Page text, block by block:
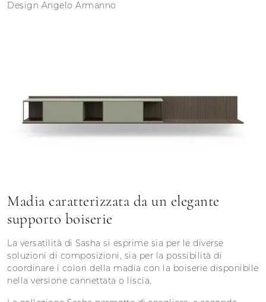
Design Angelo Armanno
Madia caratterizzata da un elegante
supporto boiserie
La versatilità di Sasha si esprime sia per le diverse
soluzioni di composizioni, sia per la possibilità di
coordinare i colori della madia con la boiserie disponibile
nella versione cannettata o liscia.